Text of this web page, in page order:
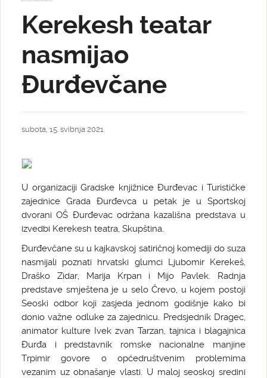
Kerekesh teatar
nasmijao
Đurđevčane
subota, 15. svibnja 2021.
U organizaciji Gradske knjižnice Đurđevac i Turističke
zajednice Grada Đurđevca u petak je u Sportskoj
dvorani OŠ Đurđevac održana kazališna predstava u
izvedbi Kerekesh teatra, Skupština.
Đurđevčane su u kajkavskoj satiričnoj komediji do suza
nasmijali poznati hrvatski glumci Ljubomir Kerekeš,
Draško Zidar, Marija Krpan i Mijo Pavlek. Radnja
predstave smještena je u selo Črevo, u kojem postoji
Seoski odbor koji zasjeda jednom godišnje kako bi
donio važne odluke za zajednicu. Predsjednik Dragec,
animator kulture Ivek zvan Tarzan, tajnica i blagajnica
Đurđa i predstavnik romske nacionalne manjine
Trpimir govore o općedruštvenim problemima
vezanim uz obnašanje vlasti. U maloj seoskoj sredini